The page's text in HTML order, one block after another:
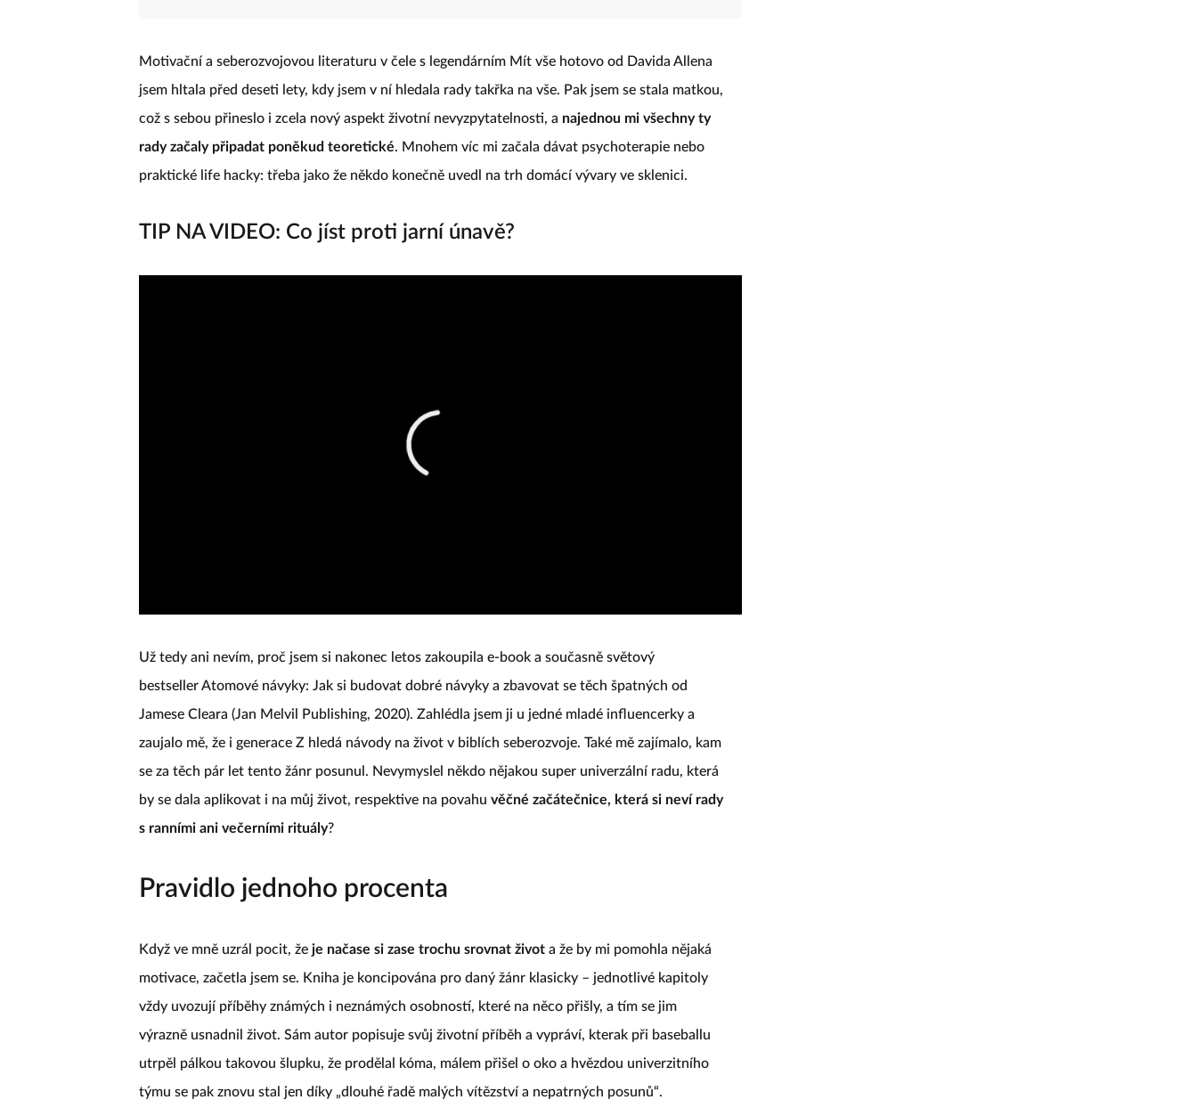
Motivační a seberozvojovou literaturu v čele s legendárním Mít vše hotovo od Davida Allena
jsem hltala před deseti lety, kdy jsem v ní hledala rady takřka na vše. Pak jsem se stala matkou,
což s sebou přineslo i zcela nový aspekt životní nevyzpytatelnosti, a najednou mi všechny ty
rady začaly připadat poněkud teoretické. Mnohem víc mi začala dávat psychoterapie nebo
praktické life hacky: třeba jako že někdo konečně uvedl na trh domácí vývary ve sklenici.
TIP NA VIDEO: Co jíst proti jarní únavě?
Už tedy ani nevím, proč jsem si nakonec letos zakoupila e-book a současně světový
bestseller Atomové návyky: Jak si budovat dobré návyky a zbavovat se těch špatných od
Jamese Cleara (Jan Melvil Publishing, 2020). Zahlédla jsem ji u jedné mladé influencerky a
zaujalo mě, že i generace Z hledá návody na život v biblích seberozvoje. Také mě zajímalo, kam
se za těch pár let tento žánr posunul. Nevymyslel někdo nějakou super univerzální radu, která
by se dala aplikovat i na můj život, respektive na povahu věčné začátečnice, která si neví rady
s ranními ani večerními rituály?
Pravidlo jednoho procenta
Když ve mně uzrál pocit, že je načase si zase trochu srovnat život a že by mi pomohla nějaká
motivace, začetla jsem se. Kniha je koncipována pro daný žánr klasicky – jednotlivé kapitoly
vždy uvozují příběhy známých i neznámých osobností, které na něco přišly, a tím se jim
výrazně usnadnil život. Sám autor popisuje svůj životní příběh a vypráví, kterak při baseballu
utrpěl pálkou takovou šlupku, že prodělal kóma, málem přišel o oko a hvězdou univerzitního
týmu se pak znovu stal jen díky „dlouhé řadě malých vítězství a nepatrných posunů“.